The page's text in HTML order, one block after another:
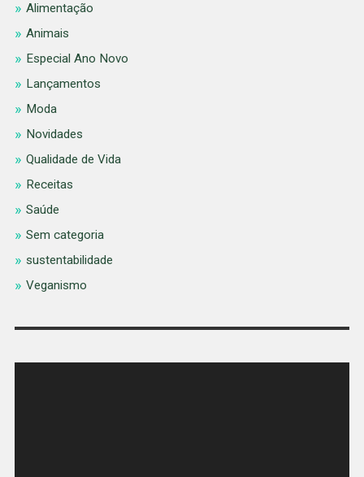
Alimentação
Animais
Especial Ano Novo
Lançamentos
Moda
Novidades
Qualidade de Vida
Receitas
Saúde
Sem categoria
sustentabilidade
Veganismo